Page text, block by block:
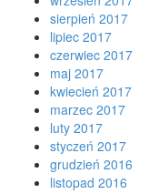
sierpień 2017
lipiec 2017
czerwiec 2017
maj 2017
kwiecień 2017
marzec 2017
luty 2017
styczeń 2017
grudzień 2016
listopad 2016